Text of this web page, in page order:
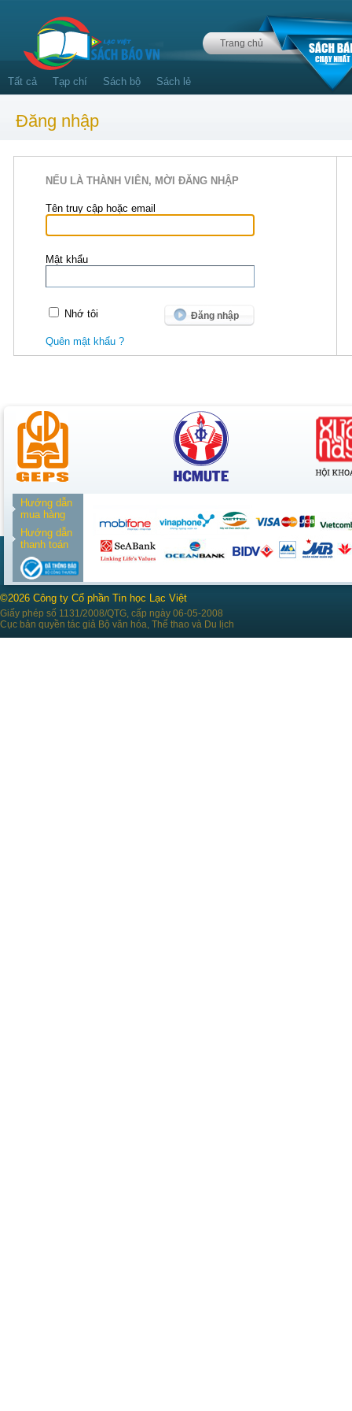
Trang chủ
Tất cả Tạp chí Sách bộ Sách lẻ
Đăng nhập
NẾU LÀ THÀNH VIÊN, MỜI ĐĂNG NHẬP
Tên truy cập hoặc email
Mật khẩu
Nhớ tôi
Quên mật khẩu ?
Hướng dẫn
mua hàng
Hướng dẫn
thanh toán
©2026 Công ty Cổ phần Tin học Lạc Việt
Giấy phép số 1131/2008/QTG, cấp ngày 06-05-2008
Cục bản quyền tác giả Bộ văn hóa, Thể thao và Du lịch